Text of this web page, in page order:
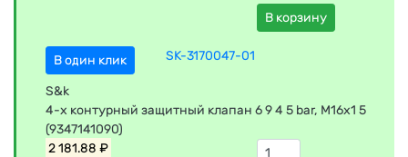
В корзину
В один клик SK-3170047-01
S&k
4-х контурный защитный клапан 6 9 4 5 bar, M16х1 5
(9347141090)
2 181.88 ₽